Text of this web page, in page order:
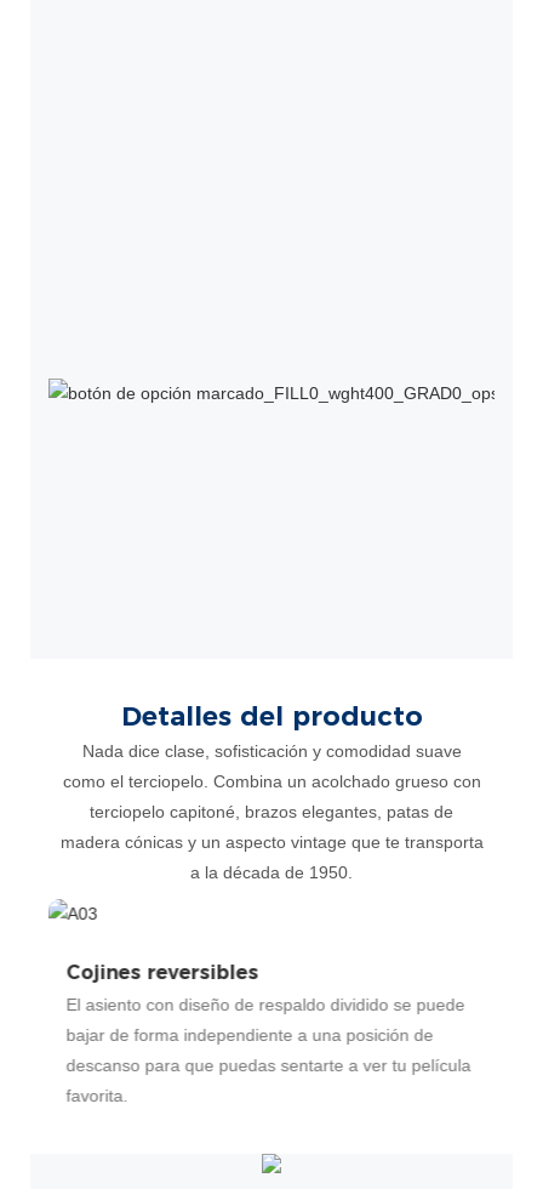
Detalles del producto
Nada dice clase, sofisticación y comodidad suave
como el terciopelo. Combina un acolchado grueso con
terciopelo capitoné, brazos elegantes, patas de
madera cónicas y un aspecto vintage que te transporta
a la década de 1950.
Cojines reversibles
El asiento con diseño de respaldo dividido se puede
bajar de forma independiente a una posición de
descanso para que puedas sentarte a ver tu película
favorita.